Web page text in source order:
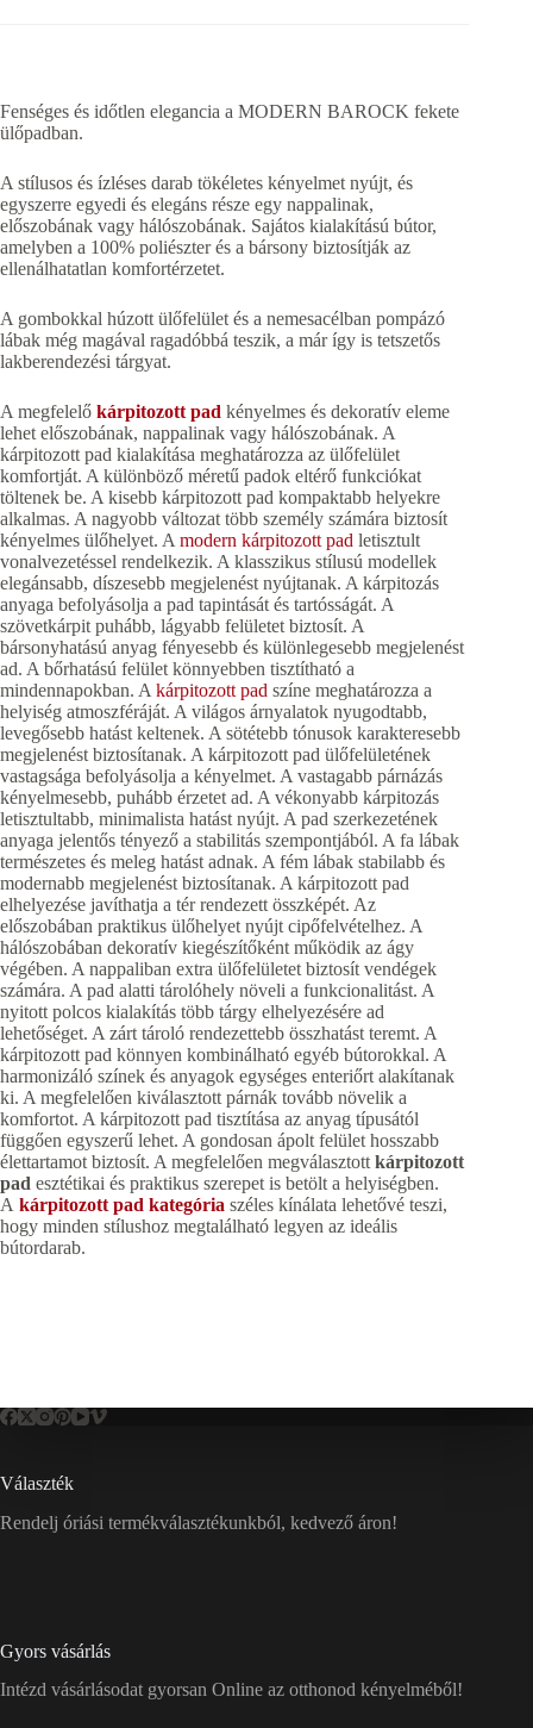
Fenséges és időtlen elegancia a MODERN BAROCK fekete
ülőpadban.
A stílusos és ízléses darab tökéletes kényelmet nyújt, és
egyszerre egyedi és elegáns része egy nappalinak,
előszobának vagy hálószobának. Sajátos kialakítású bútor,
amelyben a 100% poliészter és a bársony biztosítják az
ellenálhatatlan komfortérzetet.
A gombokkal húzott ülőfelület és a nemesacélban pompázó
lábak még magával ragadóbbá teszik, a már így is tetszetős
lakberendezési tárgyat.
A megfelelő kárpitozott pad kényelmes és dekoratív eleme
lehet előszobának, nappalinak vagy hálószobának. A
kárpitozott pad kialakítása meghatározza az ülőfelület
komfortját. A különböző méretű padok eltérő funkciókat
töltenek be. A kisebb kárpitozott pad kompaktabb helyekre
alkalmas. A nagyobb változat több személy számára biztosít
kényelmes ülőhelyet. Amodern kárpitozott pad letisztult
vonalvezetéssel rendelkezik. A klasszikus stílusú modellek
elegánsabb, díszesebb megjelenést nyújtanak. A kárpitozás
anyaga befolyásolja a pad tapintását és tartósságát. A
szövetkárpit puhább, lágyabb felületet biztosít. A
bársonyhatású anyag fényesebb és különlegesebb megjelenést
ad. A bőrhatású felület könnyebben tisztítható a
mindennapokban. Akárpitozott pad színe meghatározza a
helyiség atmoszféráját. A világos árnyalatok nyugodtabb,
levegősebb hatást keltenek. A sötétebb tónusok karakteresebb
megjelenést biztosítanak. A kárpitozott pad ülőfelületének
vastagsága befolyásolja a kényelmet. A vastagabb párnázás
kényelmesebb, puhább érzetet ad. A vékonyabb kárpitozás
letisztultabb, minimalista hatást nyújt. A pad szerkezetének
anyaga jelentős tényező a stabilitás szempontjából. A fa lábak
természetes és meleg hatást adnak. A fém lábak stabilabb és
modernabb megjelenést biztosítanak. A kárpitozott pad
elhelyezése javíthatja a tér rendezett összképét. Az
előszobában praktikus ülőhelyet nyújt cipőfelvételhez. A
hálószobában dekoratív kiegészítőként működik az ágy
végében. A nappaliban extra ülőfelületet biztosít vendégek
számára. A pad alatti tárolóhely növeli a funkcionalitást. A
nyitott polcos kialakítás több tárgy elhelyezésére ad
lehetőséget. A zárt tároló rendezettebb összhatást teremt. A
kárpitozott pad könnyen kombinálható egyéb bútorokkal. A
harmonizáló színek és anyagok egységes enteriőrt alakítanak
ki. A megfelelően kiválasztott párnák tovább növelik a
komfortot. A kárpitozott pad tisztítása az anyag típusától
függően egyszerű lehet. A gondosan ápolt felület hosszabb
élettartamot biztosít. A megfelelően megválasztottkárpitozott
pad esztétikai és praktikus szerepet is betölt a helyiségben.
A kárpitozott pad kategória széles kínálata lehetővé teszi,
hogy minden stílushoz megtalálható legyen az ideális
bútordarab.
Választék
Rendelj óriási termékválasztékunkból, kedvező áron!
Gyors vásárlás
Intézd vásárlásodat gyorsan Online az otthonod kényelméből!